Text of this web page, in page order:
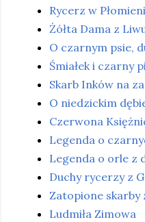
Rycerz w
Żółta Dama z
O czarnym psie,
Śmiałek i czarny
Skarb Inków na
O niedzickim
Czerwona
Legenda o
Legenda o orle z
Duchy rycerzy z
Zatopione skarby
Ludmiła Zimowa